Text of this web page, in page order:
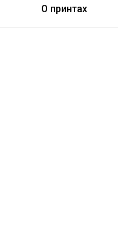
О принтах